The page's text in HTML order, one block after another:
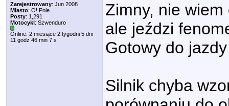
Zarejestrowany: Jun 2008
Miasto: O! Pole...
Posty: 1,291
Motocykl: Szwenduro
Online: 2 miesiące 2 tygodni 5 dni
11 godz 46 min 7 s
Zimny, nie
ale jeździ
Gotowy do
Silnik chyba